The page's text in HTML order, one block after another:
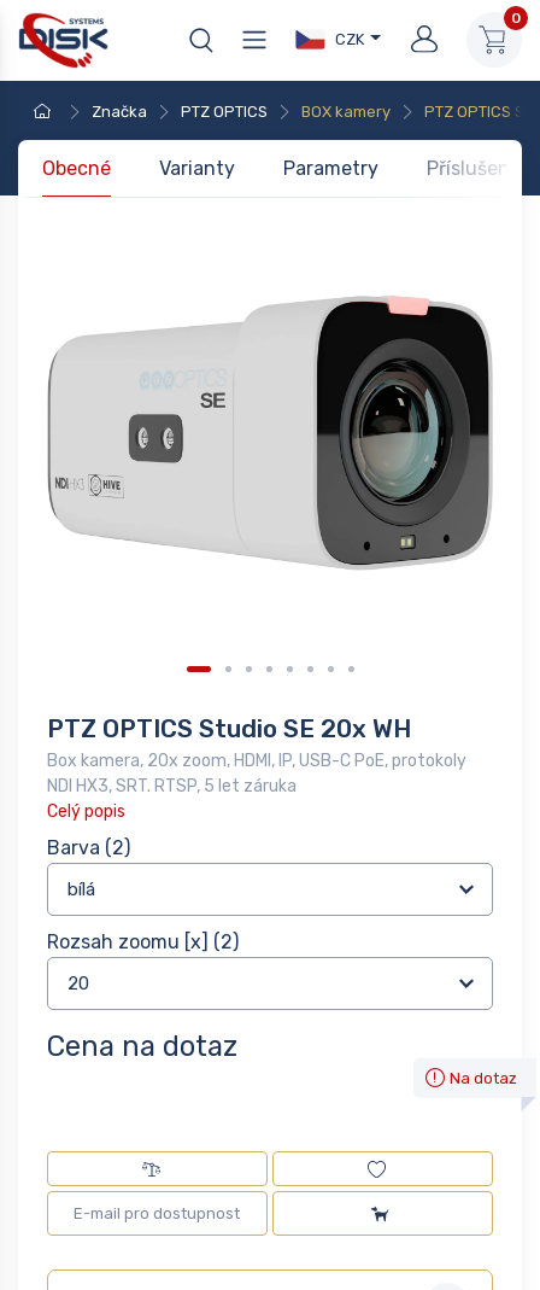
CZK
0
Značka PTZ OPTICS BOX kamery PTZ OPTICS
Obecné Varianty Parametry
PTZ OPTICS Studio SE 20x WH
Box kamera, 20x zoom, HDMI, IP, USB-C PoE, protokoly
NDI HX3, SRT. RTSP, 5 let záruka
Celý popis
Barva (2)
Rozsah zoomu [x] (2)
Cena na dotaz
Na dotaz